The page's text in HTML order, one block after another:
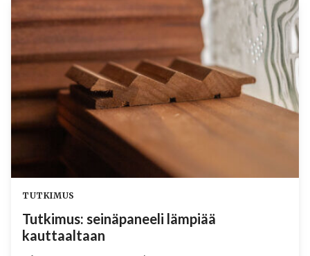
PARIVALJAKKO
TUTKIMUS
Tutkimus: seinäpaneeli lämpiää
kauttaaltaan